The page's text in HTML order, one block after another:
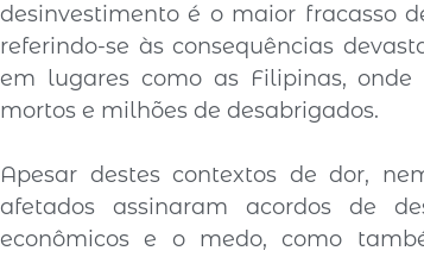
desinvestimento é o maior fracasso
referindo-se às consequências
em lugares como as Filipinas,
mortos e milhões de desabrigados.
Apesar destes contextos de dor,
afetados assinaram acordos de
econômicos e o medo, como